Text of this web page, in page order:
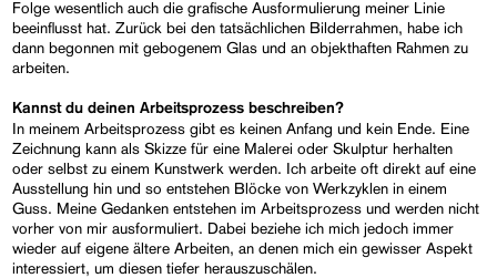
Folge wesentlich auch die grafische Ausformulierung meiner Linie
beeinflusst hat. Zurück bei den tatsächlichen Bilderrahmen, habe ich
dann begonnen mit gebogenem Glas und an objekthaften Rahmen zu
arbeiten.
Kannst du deinen Arbeitsprozess beschreiben?
In meinem Arbeitsprozess gibt es keinen Anfang und kein Ende. Eine
Zeichnung kann als Skizze für eine Malerei oder Skulptur herhalten
oder selbst zu einem Kunstwerk werden. Ich arbeite oft direkt auf eine
Ausstellung hin und so entstehen Blöcke von Werkzyklen in einem
Guss. Meine Gedanken entstehen im Arbeitsprozess und werden nicht
vorher von mir ausformuliert. Dabei beziehe ich mich jedoch immer
wieder auf eigene ältere Arbeiten, an denen mich ein gewisser Aspekt
interessiert, um diesen tiefer herauszuschälen.